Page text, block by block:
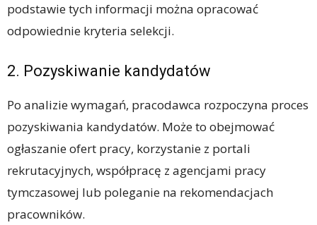
podstawie tych informacji można opracować
odpowiednie kryteria selekcji.
2. Pozyskiwanie kandydatów
Po analizie wymagań, pracodawca rozpoczyna proces
pozyskiwania kandydatów. Może to obejmować
ogłaszanie ofert pracy, korzystanie z portali
rekrutacyjnych, współpracę z agencjami pracy
tymczasowej lub poleganie na rekomendacjach
pracowników.